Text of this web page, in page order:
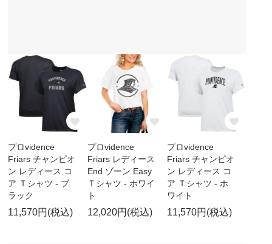
プロvidence
Friars チャンピオ
ン レディース コ
ア Ｔシャツ - ブ
ラック
11,570円(税込)
プロvidence
Friars レディース
End ゾーン Easy
Ｔシャツ - ホワイ
ト
12,020円(税込)
プロvidence
Friars チャンピオ
ン レディース コ
ア Ｔシャツ - ホ
ワイト
11,570円(税込)